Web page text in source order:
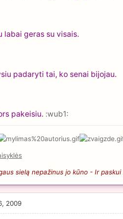
labai geras su visais.
padaryti tai, ko senai bijojau.
pakeisiu. :wub1:
sielą nepažinus jo kūno - Ir
2009